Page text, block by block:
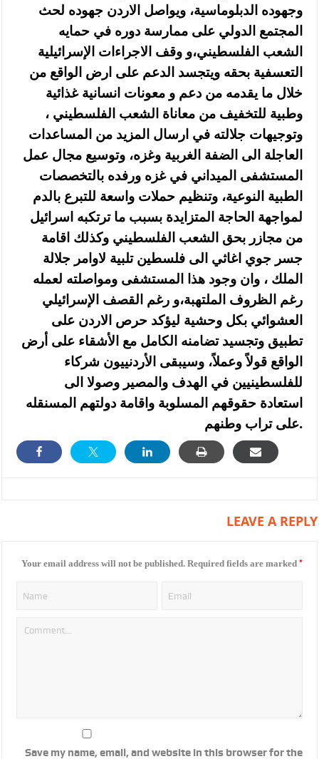
وجهوده الدبلوماسية، ويواصل الاردن جهوده لحث
المجتمع الدولي على ممارسة دوره في حمايه
الشعب الفلسطيني،و وقف الاجراءات الإسرائيلية
التعسفية بحقه ويتجسد الدعم على ارض الواقع من
خلال ما يقدمه من دعم و معونات انسانية غذائية
وطبية للتخفيف من معاناة الشعب الفلسطيني ،
وتوجيهات جلالته في ارسال المزيد من المساعدات
العاجلة الى الضفة الغربية وغزه، وتوسيع مجال عمل
المستشفى الميداني في غزه ورفده بالتخصصات
الطبية النوعية، وتنظيم حملات واسعة للتبرع بالدم
لمواجهة الحاجة المتزايدة بسبب ما ترتكبه اسرائيل
من مجازر بحق الشعب الفلسطيني وكذلك اقامة
جسر جوي اغاثي الى فلسطين تلبية لاوامر جلالة
الملك ، وان وجود هذا المستشفى ومواصلته لعمله
رغم الظروف الملتهبة،و رغم القصف الإسرائيلي
العشوائي بكل وحشية ليؤكد حرص الاردن على
تطبيق وتجسيد تضامنه الكامل مع الأشقاء على أرض
الواقع قولاً وعملاً، وسيبقى الأردنييون شركاء
للفلسطينيين في الهدف والمصير وصولا الى
استعادة حقوقهم المسلوبة واقامة دولتهم المسنقله
على تراب وطنهم.
LEAVE A REPLY
Your email address will not be published. Required fields are marked *
Save my name, email, and website in this browser for the